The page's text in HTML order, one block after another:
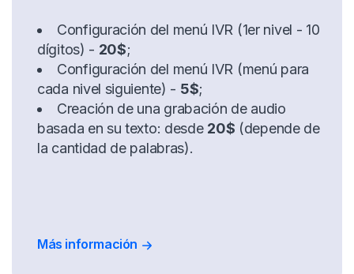
Configuración del menú IVR (1er nivel - 10
dígitos) - 20$;
Configuración del menú IVR (menú para
cada nivel siguiente) - 5$;
Creación de una grabación de audio
basada en su texto: desde 20$ (depende de
la cantidad de palabras).
Más información